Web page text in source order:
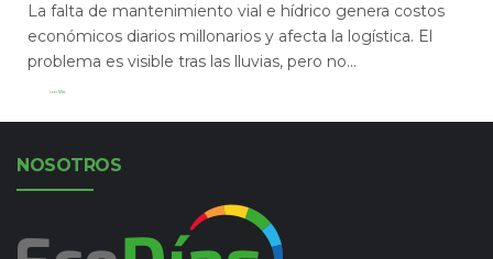
La falta de mantenimiento vial e hídrico genera costos
económicos diarios millonarios y afecta la logística. El
problema es visible tras las lluvias, pero no...
Leer Más
NOSOTROS